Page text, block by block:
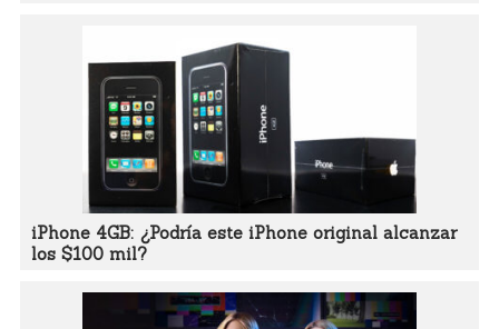
iPhone 4GB: ¿Podría este iPhone original alcanzar
los $100 mil?